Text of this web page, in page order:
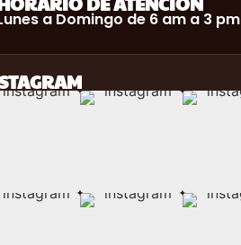
a Domingo de 6 am a 3 pm